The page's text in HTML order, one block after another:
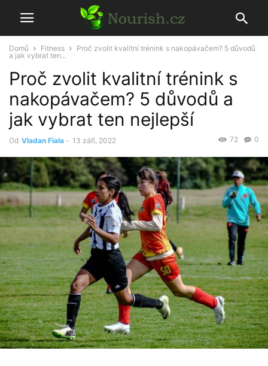
Domů Fitness
Proč zvolit kvalitní trénink s nakopávačem? 5 důvodů
a jak vybrat ten...
Proč zvolit kvalitní trénink s
nakopávačem? 5 důvodů a
jak vybrat ten nejlepší
Od Vladan Fiala - 13 září, 2022 0
72